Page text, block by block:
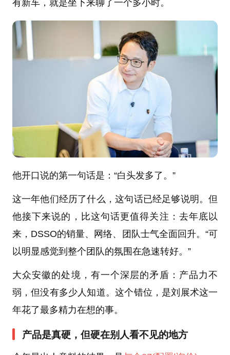
有新车，就是坐下来聊了一个多小时。
他开口说的第一句话是：“白头发多了。”
这一年他们经历了什么，这句话已经足够说明。但
他接下来说的，比这句话更值得关注：去年底以
来，DSSO的销量、网络、团队士气全面回升。“可
以明显感觉到整个团队的氛围在急速转好。”
大众安徽的处境，有一个深层的矛盾：产品力不
弱，但没有多少人知道。这个错位，是刘展术这一
年花了最多精力在想的事。
产品是真硬，但硬在别人看不见的地方